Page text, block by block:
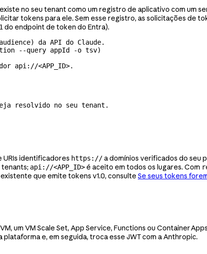
no seu tenant como um registro de aplicativo com um
tokens para ele. Sem esse registro, as solicitações de
do endpoint de token do Entra).
da API do Claude.
--query appId -o tsv)
api://<APP_ID>.
resolvido no seu tenant.
URIs identificadores https://a domínios verificados do seu
api://<APP_ID>é aceito em todos os lugares. Com
que emite tokens v1.0, consulte Se seus tokens
um VM Scale Set, App Service, Functions ou Container
e, em seguida, troca esse JWT com a Anthropic.